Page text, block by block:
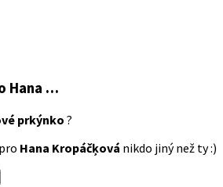
Hana …
prkýnko ?
Hana Kropáčķová nikdo jiný než ty :)